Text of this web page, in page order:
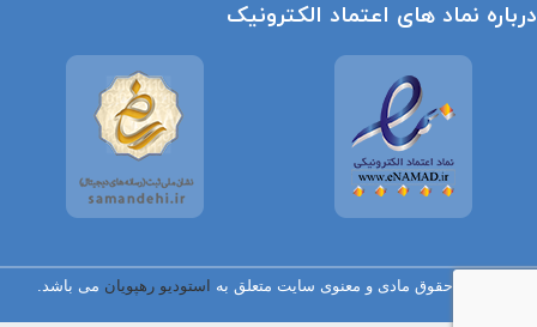
درباره نماد های اعتماد الکترونیک
تمامی حقوق مادی و معنوی سایت متعلق به استودیو رهپویان می باشد.